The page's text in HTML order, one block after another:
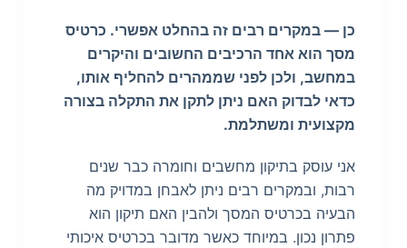
כן — במקרים רבים זה בהחלט אפשרי. כרטיס
מסך הוא אחד הרכיבים החשובים והיקרים
במחשב, ולכן לפני שממהרים להחליף אותו,
כדאי לבדוק האם ניתן לתקן את התקלה בצורה
מקצועית ומשתלמת.
אני עוסק בתיקון מחשבים וחומרה כבר שנים
רבות, ובמקרים רבים ניתן לאבחן במדויק מה
הבעיה בכרטיס המסך ולהבין האם תיקון הוא
פתרון נכון. במיוחד כאשר מדובר בכרטיס איכותי